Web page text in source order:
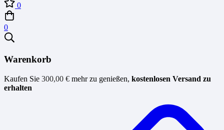
0
0
Warenkorb
Kaufen Sie 300,00 € mehr zu genießen, kostenlosen Versand zu
erhalten